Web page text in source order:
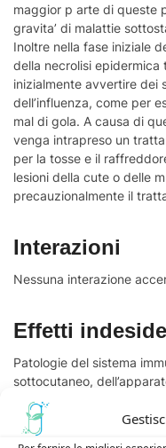
maggior p arte di queste
gravita’ di malattie
Inoltre nella fase iniziale
della necrolisi
inizialmente avvertire dei
dell’influenza, come per
mal di gola. A causa di
venga intrapreso un
per la tosse e il
lesioni della cute o delle
precauzionalmente il
Interazioni
Nessuna interazione
Effetti
Patologie del sistema
sottocutaneo,
del mediastino.
compreso lo shock
orticaria, prurito;